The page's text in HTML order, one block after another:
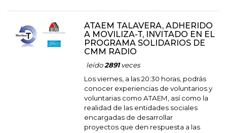
ATAEM TALAVERA, ADHERIDO
A MOVILIZA-T, INVITADO EN EL
PROGRAMA SOLIDARIOS DE
CMM RADIO
leído2891veces
Los viernes, a las 20:30 horas, podrás
conocer experiencias de voluntarios y
voluntarias como ATAEM, así como la
realidad de las entidades sociales
encargadas de desarrollar
proyectos que den respuesta a las